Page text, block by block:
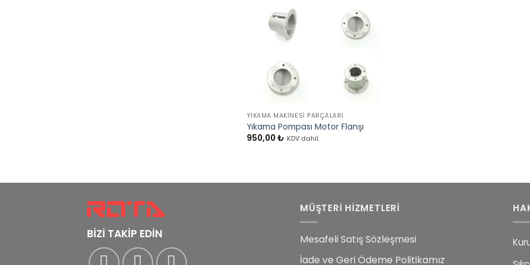
YIKAMA MAKINESI PARÇALARI
Yıkama Pompası Motor Flanşı
950,00 ₺ KDV dahil.
BİZİ TAKİP EDİN
MÜŞTERİ HİZMETLERİ
Mesafeli Satış Sözleşmesi
İade ve Geri Ödeme Politikamız